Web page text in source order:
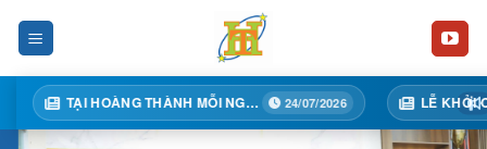
TẠI HOÀNG THÀNH MỖI NGÀY MỘT BƯỚC TIẾN 24/07/2026 LỄ KHỞI CÔNG DỰ ÁN TÒA 02A –